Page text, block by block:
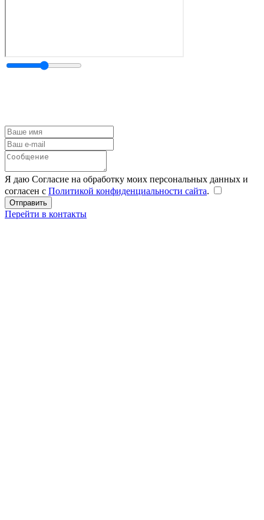
Я даю Согласие на обработку моих персональных данных и
согласен с Политикой конфиденциальности сайта.
Перейти в контакты